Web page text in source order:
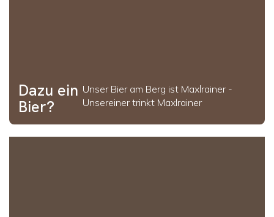
Dazu ein
Bier?
Unser Bier am Berg ist Maxlrainer -
Unsereiner trinkt Maxlrainer